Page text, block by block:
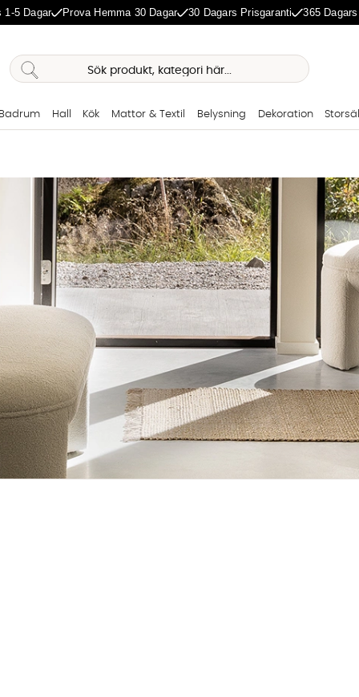
1-5 Dagar Prova Hemma 30 Dagar 30 Dagars Prisgaranti 365
Badrum Hall Kök Mattor & Textil Belysning Dekoration